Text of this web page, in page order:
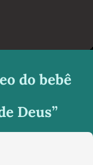
do bebê
Deus”